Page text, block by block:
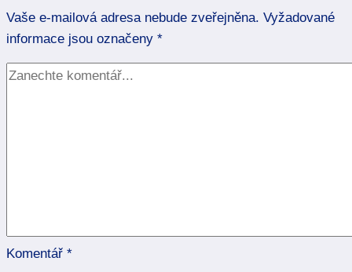
Vaše e-mailová adresa nebude zveřejněna. Vyžadované
informace jsou označeny *
Komentář *